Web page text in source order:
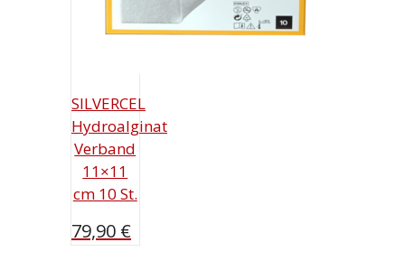
SILVERCEL
Hydroalginat
Verband
11×11
cm 10 St.
79,90 €